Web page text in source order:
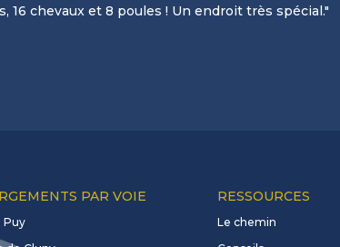
16 chevaux et 8 poules ! Un endroit très spécial."
PAR VOIE
Puy
RESSOURCES
Le chemin